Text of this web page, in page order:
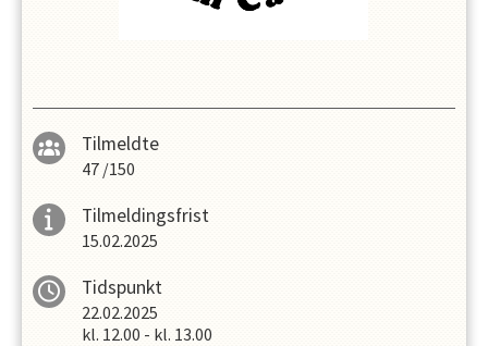
Tilmeldte
47/150
Tilmeldingsfrist
15.02.2025
Tidspunkt
22.02.2025
kl. 12.00 - kl. 13.00